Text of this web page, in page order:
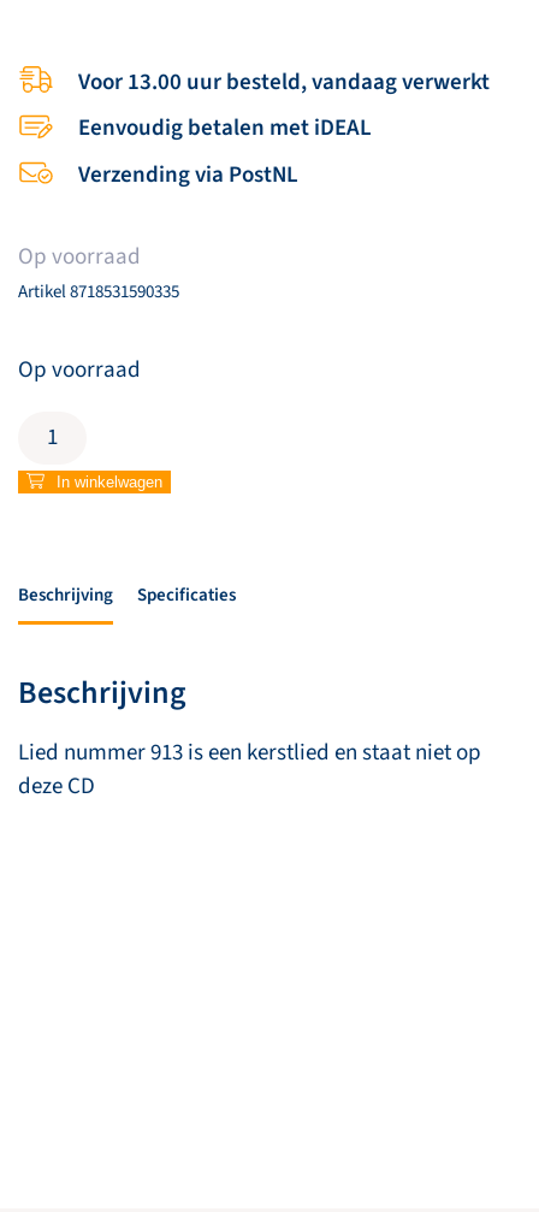
Voor 13.00 uur besteld, vandaag verwerkt
Eenvoudig betalen met iDEAL
Verzending via PostNL
Op voorraad
Artikel8718531590335
Op voorraad
(fysiek)
Opwekkingsliederen
In winkelwagen
Beschrijving Specificaties
Beschrijving
Lied nummer 913 is een kerstlied en staat niet op
deze CD